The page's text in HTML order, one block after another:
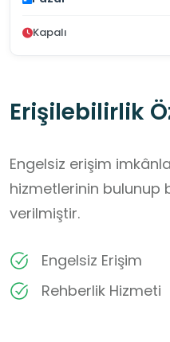
Kapalı
Erişilebilirlik
Engelsiz erişim
hizmetlerinin bulunup
verilmiştir.
Engelsiz Erişim
Rehberlik Hizmeti